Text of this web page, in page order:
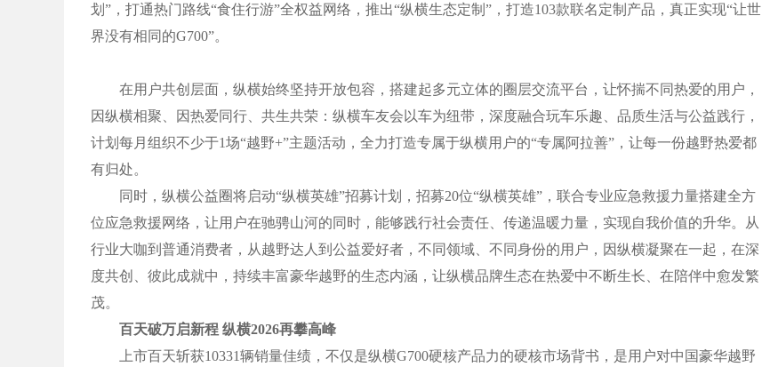
划”，打通热门路线“食住行游”全权益网络，推出“纵横生态定制”，打造103款联名定制产品，真正实现“让世
界没有相同的G700”。
在用户共创层面，纵横始终坚持开放包容，搭建起多元立体的圈层交流平台，让怀揣不同热爱的用户，
因纵横相聚、因热爱同行、共生共荣：纵横车友会以车为纽带，深度融合玩车乐趣、品质生活与公益践行，
计划每月组织不少于1场“越野+”主题活动，全力打造专属于纵横用户的“专属阿拉善”，让每一份越野热爱都
有归处。
同时，纵横公益圈将启动“纵横英雄”招募计划，招募20位“纵横英雄”，联合专业应急救援力量搭建全方
位应急救援网络，让用户在驰骋山河的同时，能够践行社会责任、传递温暖力量，实现自我价值的升华。从
行业大咖到普通消费者，从越野达人到公益爱好者，不同领域、不同身份的用户，因纵横凝聚在一起，在深
度共创、彼此成就中，持续丰富豪华越野的生态内涵，让纵横品牌生态在热爱中不断生长、在陪伴中愈发繁
茂。
百天破万启新程 纵横2026再攀高峰
上市百天斩获10331辆销量佳绩，不仅是纵横G700硬核产品力的硬核市场背书，是用户对中国豪华越野